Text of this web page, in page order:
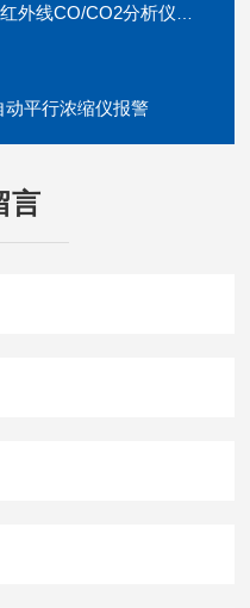
CO/CO2分析仪气体元素
动平行浓缩仪报警
言